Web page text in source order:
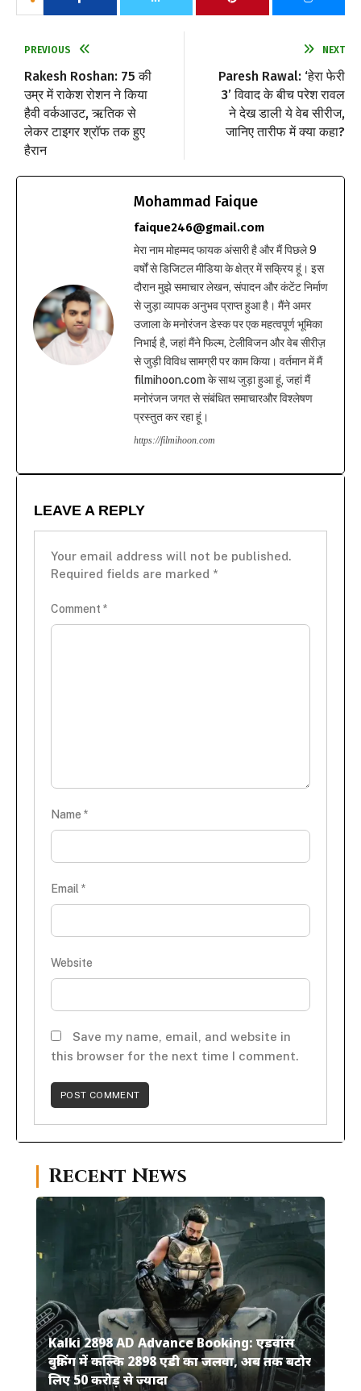
PREVIOUS
Rakesh Roshan: 75 की
उम्र में राकेश रोशन ने किया
हैवी वर्कआउट, ऋतिक से
लेकर टाइगर श्रॉफ तक हुए
हैरान
NEXT
Paresh Rawal: ‘हेरा फेरी
3’ विवाद के बीच परेश रावल
ने देख डाली ये वेब सीरीज,
जानिए तारीफ में क्या कहा?
Mohammad Faique
faique246@gmail.com
मेरा नाम मोहम्मद फायक अंसारी है और मैं पिछले 9
वर्षों से डिजिटल मीडिया के क्षेत्र में सक्रिय हूं। इस
दौरान मुझे समाचार लेखन, संपादन और कंटेंट निर्माण
से जुड़ा व्यापक अनुभव प्राप्त हुआ है। मैंने अमर
उजाला के मनोरंजन डेस्क पर एक महत्वपूर्ण भूमिका
निभाई है, जहां मैंने फिल्म, टेलीविजन और वेब सीरीज़
से जुड़ी विविध सामग्री पर काम किया। वर्तमान में मैं
filmihoon.com के साथ जुड़ा हुआ हूं, जहां मैं
मनोरंजन जगत से संबंधित समाचारऔर विश्लेषण
प्रस्तुत कर रहा हूं।
https://filmihoon.com
LEAVE A REPLY
Your email address will not be published.
Required fields are marked *
Comment *
Name *
Email *
Website
Save my name, email, and website in
this browser for the next time I comment.
Recent News
Kalki 2898 AD Advance Booking: एडवांस
बुकिंग में कल्कि 2898 एडी का जलवा, अब तक बटोर
लिए 50 करोड़ से ज्यादा